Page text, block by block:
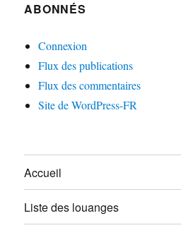
ABONNÉS
Connexion
Flux des publications
Flux des commentaires
Site de WordPress-FR
Accueil
Liste des louanges